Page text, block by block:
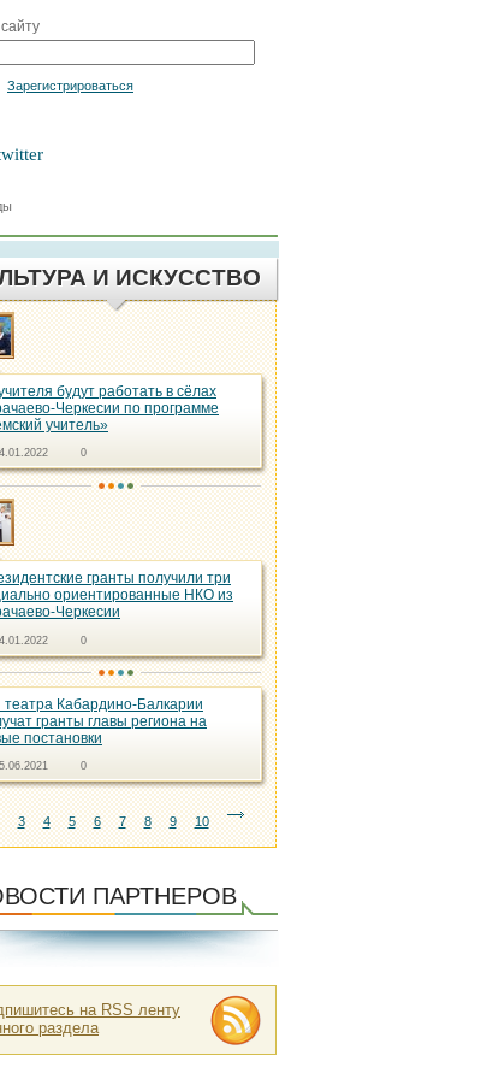
Зарегистрироваться
И ИСКУССТВО
будут работать в сёлах
Черкесии по программе
учитель»
0
гранты получили три
ориентированные НКО из
Черкесии
0
театра Кабардино-Балкарии
гранты главы региона на
постановки
0
3 4 5 6 7 8 9 10
ПАРТНЕРОВ
на RSS ленту
раздела